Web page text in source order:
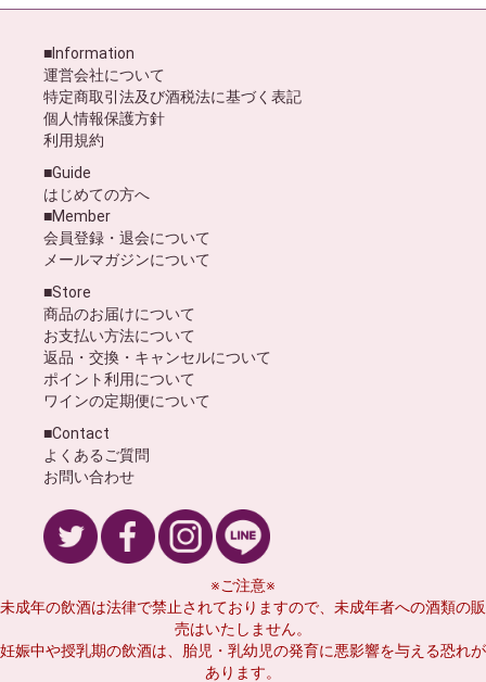
■Information
運営会社について
特定商取引法及び酒税法に基づく表記
個人情報保護方針
利用規約
■Guide
はじめての方へ
■Member
会員登録・退会について
メールマガジンについて
■Store
商品のお届けについて
お支払い方法について
返品・交換・キャンセルについて
ポイント利用について
ワインの定期便について
■Contact
よくあるご質問
お問い合わせ
※ご注意※
未成年の飲酒は法律で禁止されておりますので、未成年者への酒類の販
売はいたしません。
妊娠中や授乳期の飲酒は、胎児・乳幼児の発育に悪影響を与える恐れが
あります。